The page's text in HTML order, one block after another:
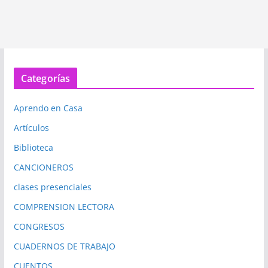
Categorías
Aprendo en Casa
Artículos
Biblioteca
CANCIONEROS
clases presenciales
COMPRENSION LECTORA
CONGRESOS
CUADERNOS DE TRABAJO